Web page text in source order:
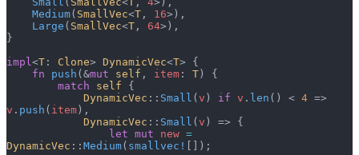
    Medium
( SmallVec<T , 16>),
    Large
( SmallVec<T , 64>),
}
impl <T : Clone> DynamicVec<T> {
    fn
push (&mut self , item : T ) {
        match
self {
            DynamicVec
:: Small ( v ) if v . len () < 4
v . push ( item ),
            DynamicVec
:: Small ( v ) => {
                let
mut new =
DynamicVec :: Medium( smallvec!
[]);